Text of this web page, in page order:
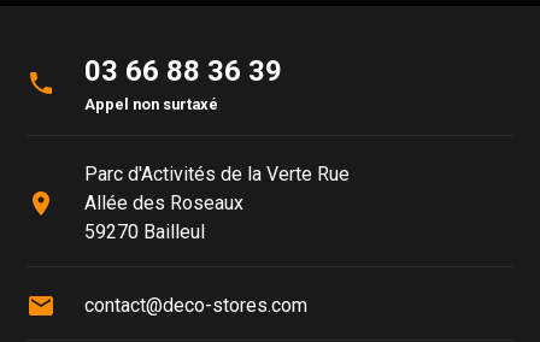
phone 03 66 88 36 39
Appel non surtaxé
place
Parc d'Activités de la Verte Rue
Allée des Roseaux
59270 Bailleul
mail contact@deco-stores.com